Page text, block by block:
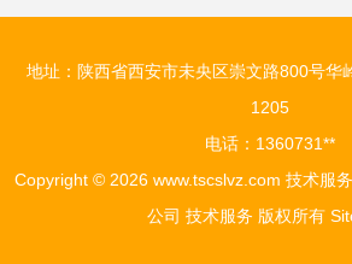
地址：陕西省西安市未央区崇文路800号华
1205
电话：1360731**
Copyright © 2026 www.tscslvz.com 技术服务
公司 技术服务 版权所有